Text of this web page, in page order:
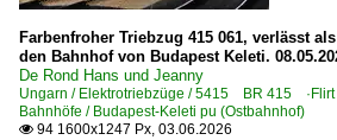
Farbenfroher Triebzug 415 061, verlässt
den Bahnhof von Budapest Keleti.
De Rond Hans und Jeanny
Ungarn / Elektrotriebzüge / 5415 BR 415 ·Flirt
Bahnhöfe / Budapest-Keleti pu (Ostbahnhof)
 94 1600x1247 Px, 03.06.2026